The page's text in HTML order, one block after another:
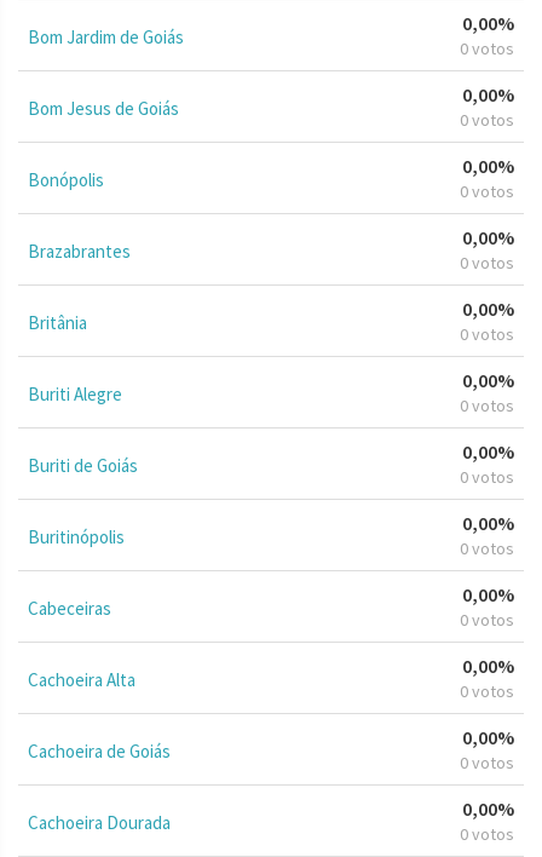
Bom Jardim de Goiás
0,00%
0 votos
Bom Jesus de Goiás
0,00%
0 votos
Bonópolis
0,00%
0 votos
Brazabrantes
0,00%
0 votos
Britânia
0,00%
0 votos
Buriti Alegre
0,00%
0 votos
Buriti de Goiás
0,00%
0 votos
Buritinópolis
0,00%
0 votos
Cabeceiras
0,00%
0 votos
Cachoeira Alta
0,00%
0 votos
Cachoeira de Goiás
0,00%
0 votos
Cachoeira Dourada
0,00%
0 votos